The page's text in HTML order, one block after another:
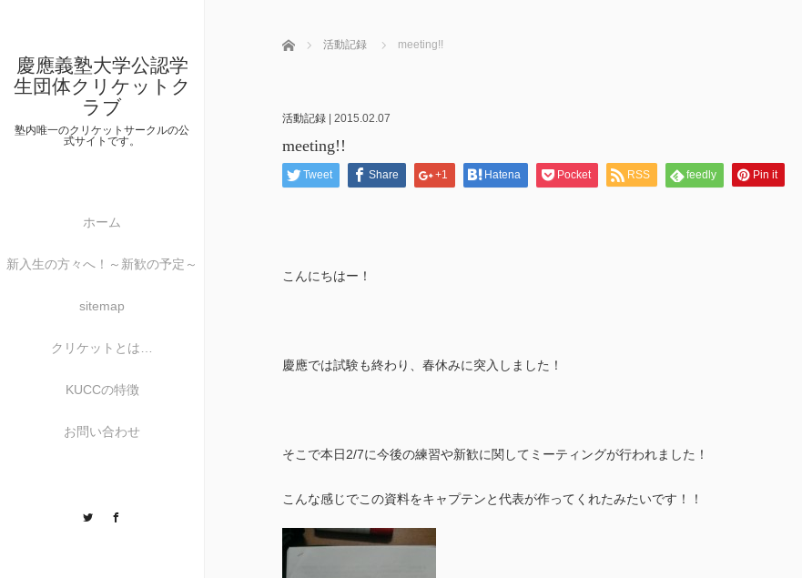
慶應義塾大学公認学
生団体クリケットク
ラブ
塾内唯一のクリケットサークルの公
式サイトです。
ホーム
新入生の方々へ！～新歓の予定～
sitemap
クリケットとは…
KUCCの特徴
お問い合わせ
Twitter
ホーム 活動記録 meeting!!
活動記録| 2015.02.07
meeting!!
Tweet Share +1 Hatena Pocket RSS feedly Pin it
こんにちはー！
慶應では試験も終わり、春休みに突入しました！
そこで本日2/7に今後の練習や新歓に関してミーティングが行われました！
こんな感じでこの資料をキャプテンと代表が作ってくれたみたいです！！